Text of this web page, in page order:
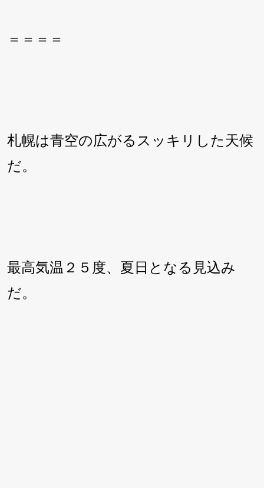
＝＝＝＝
札幌は青空の広がるスッキリした天候
だ。
最高気温２５度、夏日となる見込み
だ。